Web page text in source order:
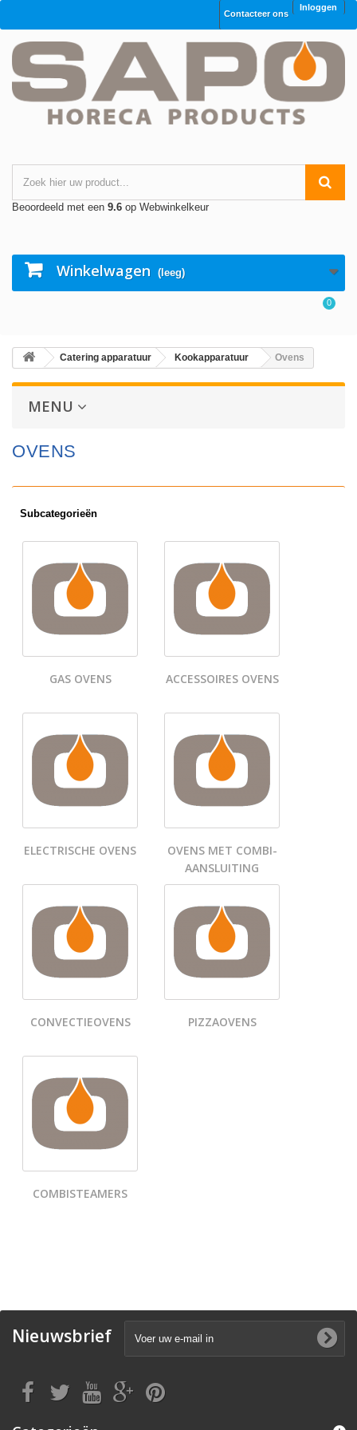
Inloggen
Contacteer ons
Beoordeeld met een 9.6 op Webwinkelkeur
Winkelwagen (leeg)
0
Catering apparatuur Kookapparatuur Ovens
MENU
OVENS
Subcategorieën
GAS OVENS ACCESSOIRES OVENS
ELECTRISCHE OVENS
OVENS MET COMBI-
AANSLUITING
CONVECTIEOVENS PIZZAOVENS
COMBISTEAMERS
Nieuwsbrief